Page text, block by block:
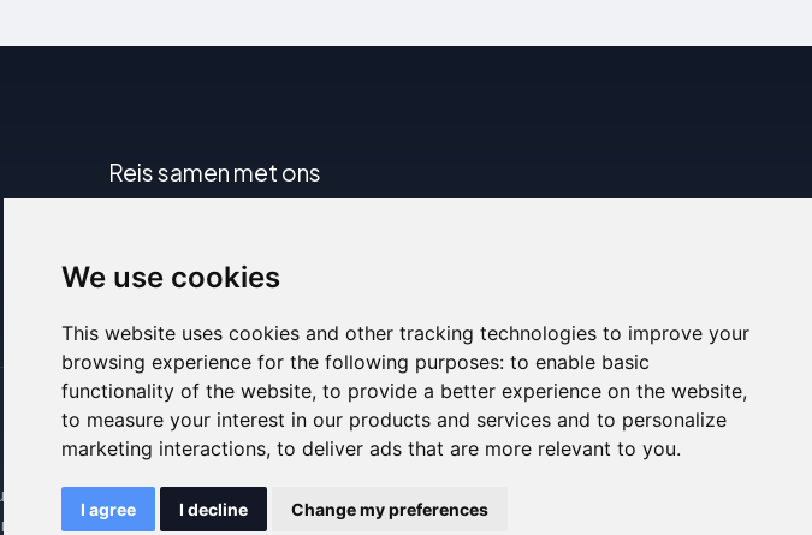
We use cookies
This website uses cookies and other tracking technologies to improve your
browsing experience for the following purposes: to enable basic
functionality of the website, to provide a better experience on the website,
to measure your interest in our products and services and to personalize
marketing interactions, to deliver ads that are more relevant to you.
I agree I decline Change my preferences
Reis samen met ons
Autoverhuur
of niet up-to-date zijn; raadpleeg de officiële website voor nauwkeurige details.
Opmerkingen